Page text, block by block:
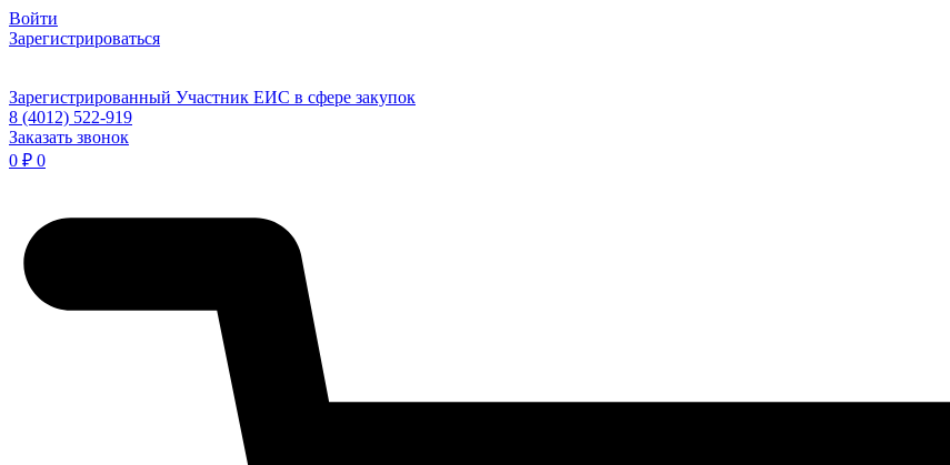
Войти
Зарегистрироваться
Зарегистрированный Участник ЕИС в сфере закупок
8 (4012) 522-919
Заказать звонок
0 ₽ 0